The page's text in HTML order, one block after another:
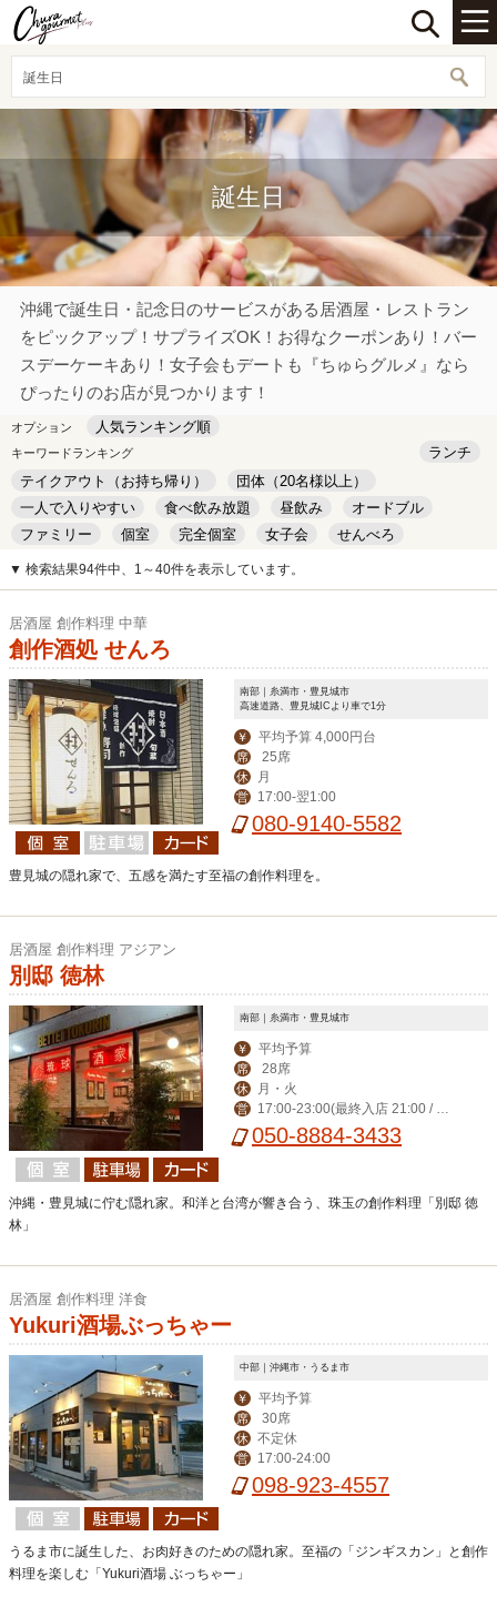
誕生日
誕生日
沖縄で誕生日・記念日のサービスがある居酒屋・レストラン
をピックアップ！サプライズOK！お得なクーポンあり！バー
スデーケーキあり！女子会もデートも『ちゅらグルメ』なら
ぴったりのお店が見つかります！
オプション 人気ランキング順
キーワードランキング
ランチ
テイクアウト（お持ち帰り）
団体（20名様以上）
一人で入りやすい
食べ飲み放題 昼飲み
オードブル
ファミリー
個室 完全個室 女子会
せんべろ
キッズルーム
安い デート
▼ 検索結果94件中、1～40件を表示しています。
居酒屋 創作料理 中華
創作酒処 せんろ
南部｜糸満市・豊見城市
高速道路、豊見城ICより車で1分
￥ 平均予算 4,000円台
席 25席
休 月
営 17:00-翌1:00
080-9140-5582
豊見城の隠れ家で、五感を満たす至福の創作料理を。
居酒屋 創作料理 アジアン
別邸 徳林
南部｜糸満市・豊見城市
￥ 平均予算
席 28席
休 月・火
営
17:00-23:00(最終入店 21:00 / フ
ードLO22:00)
050-8884-3433
沖縄・豊見城に佇む隠れ家。和洋と台湾が響き合う、珠玉の創作料理「別邸 徳
林」
居酒屋 創作料理 洋食
Yukuri酒場ぶっちゃー
中部｜沖縄市・うるま市
￥ 平均予算
席 30席
休 不定休
営 17:00-24:00
098-923-4557
うるま市に誕生した、お肉好きのための隠れ家。至福の「ジンギスカン」と創作
料理を楽しむ「Yukuri酒場 ぶっちゃー」